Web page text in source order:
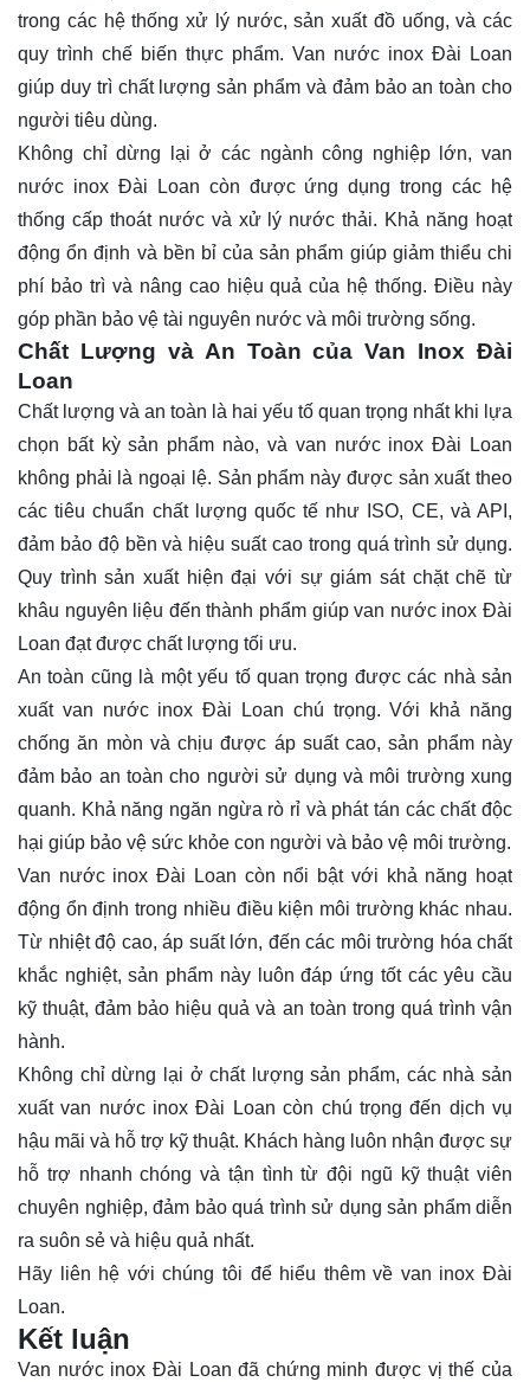
trong các hệ thống xử lý nước, sản xuất đồ uống, và các
quy trình chế biến thực phẩm. Van nước inox Đài Loan
giúp duy trì chất lượng sản phẩm và đảm bảo an toàn cho
người tiêu dùng.
Không chỉ dừng lại ở các ngành công nghiệp lớn, van
nước inox Đài Loan còn được ứng dụng trong các hệ
thống cấp thoát nước và xử lý nước thải. Khả năng hoạt
động ổn định và bền bỉ của sản phẩm giúp giảm thiểu chi
phí bảo trì và nâng cao hiệu quả của hệ thống. Điều này
góp phần bảo vệ tài nguyên nước và môi trường sống.
Chất Lượng và An Toàn của Van Inox Đài
Loan
Chất lượng và an toàn là hai yếu tố quan trọng nhất khi lựa
chọn bất kỳ sản phẩm nào, và van nước inox Đài Loan
không phải là ngoại lệ. Sản phẩm này được sản xuất theo
các tiêu chuẩn chất lượng quốc tế như ISO, CE, và API,
đảm bảo độ bền và hiệu suất cao trong quá trình sử dụng.
Quy trình sản xuất hiện đại với sự giám sát chặt chẽ từ
khâu nguyên liệu đến thành phẩm giúp van nước inox Đài
Loan đạt được chất lượng tối ưu.
An toàn cũng là một yếu tố quan trọng được các nhà sản
xuất van nước inox Đài Loan chú trọng. Với khả năng
chống ăn mòn và chịu được áp suất cao, sản phẩm này
đảm bảo an toàn cho người sử dụng và môi trường xung
quanh. Khả năng ngăn ngừa rò rỉ và phát tán các chất độc
hại giúp bảo vệ sức khỏe con người và bảo vệ môi trường.
Van nước inox Đài Loan còn nổi bật với khả năng hoạt
động ổn định trong nhiều điều kiện môi trường khác nhau.
Từ nhiệt độ cao, áp suất lớn, đến các môi trường hóa chất
khắc nghiệt, sản phẩm này luôn đáp ứng tốt các yêu cầu
kỹ thuật, đảm bảo hiệu quả và an toàn trong quá trình vận
hành.
Không chỉ dừng lại ở chất lượng sản phẩm, các nhà sản
xuất van nước inox Đài Loan còn chú trọng đến dịch vụ
hậu mãi và hỗ trợ kỹ thuật. Khách hàng luôn nhận được sự
hỗ trợ nhanh chóng và tận tình từ đội ngũ kỹ thuật viên
chuyên nghiệp, đảm bảo quá trình sử dụng sản phẩm diễn
ra suôn sẻ và hiệu quả nhất.
Hãy
liên hệ với chúng tôi để hiểu thêm về van inox Đài
Loan.
Kết luận
Van nước inox Đài Loan đã chứng minh được vị thế của